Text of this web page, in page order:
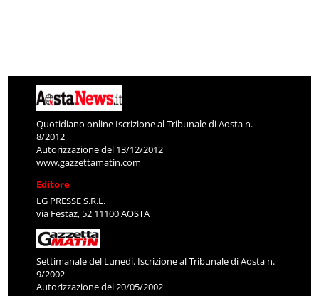
Quotidiano online Iscrizione al Tribunale di Aosta n.
8/2012
Autorizzazione del 13/12/2012
www.gazzettamatin.com
Editore
LG PRESSE S.R.L.
via Festaz, 52 11100 AOSTA
Settimanale del Lunedì. Iscrizione al Tribunale di Aosta n.
9/2002
Autorizzazione del 20/05/2002